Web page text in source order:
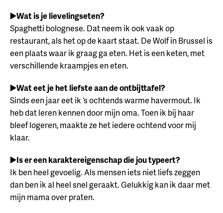
▶️Wat is je lievelingseten?
Spaghetti bolognese. Dat neem ik ook vaak op
restaurant, als het op de kaart staat. De Wolf in Brussel is
een plaats waar ik graag ga eten. Het is een keten, met
verschillende kraampjes en eten.
▶️Wat eet je het liefste aan de ontbijttafel?
Sinds een jaar eet ik ‘s ochtends warme havermout. Ik
heb dat leren kennen door mijn oma. Toen ik bij haar
bleef logeren, maakte ze het iedere ochtend voor mij
klaar.
▶️Is er een karaktereigenschap die jou typeert?
Ik ben heel gevoelig. Als mensen iets niet liefs zeggen
dan ben ik al heel snel geraakt. Gelukkig kan ik daar met
mijn mama over praten.